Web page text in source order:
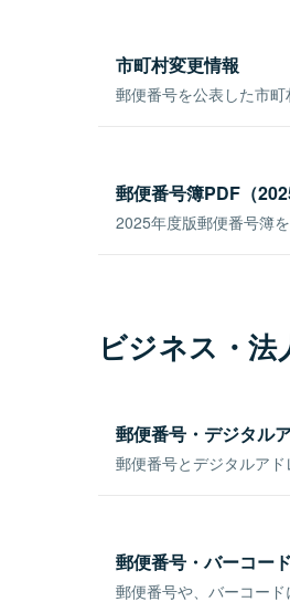
市町村変更情報
郵便番号を公表した市町
郵便番号簿PDF（
2025年度版郵便番号簿
ビジネス・
郵便番号・デジタル
郵便番号とデジタルアド
郵便番号・バーコー
郵便番号や、バーコード